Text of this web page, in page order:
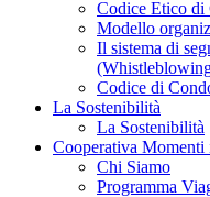
Codice Etico di
Modello
Il sistema di
Codice di
La Sostenibilità
La Sostenibilità
Cooperativa Momenti
Chi Siamo
Programma